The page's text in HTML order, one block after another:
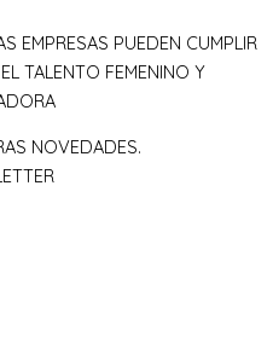
EMPRESAS PUEDEN CUMPLIR
TALENTO FEMENINO Y
NOVEDADES.